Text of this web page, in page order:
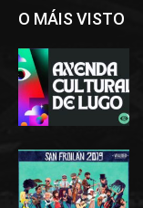
O MÁIS VISTO